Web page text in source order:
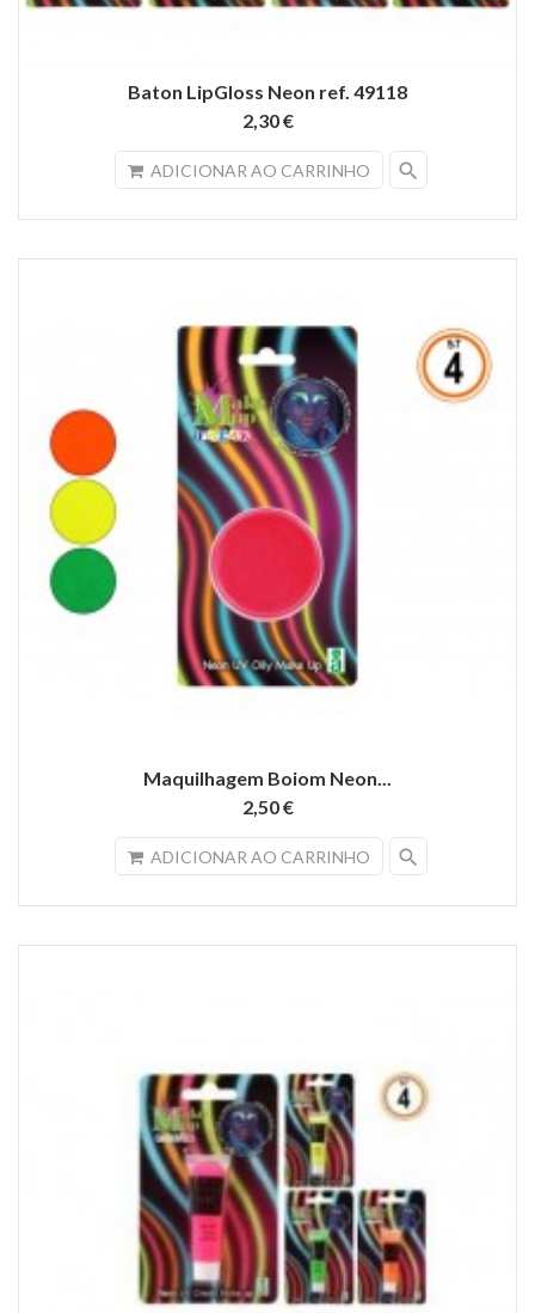
Baton LipGloss Neon ref. 49118
2,30 €
ADICIONAR AO CARRINHO search
Maquilhagem Boiom Neon...
2,50 €
ADICIONAR AO CARRINHO search